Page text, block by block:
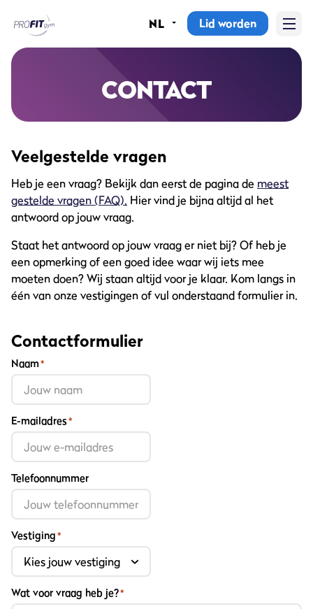
Sportscholen
Groepslessen
Lesrooster
Alle groepslessen
Waarom ProFit Gym
NL Lid worden
CONTACT
Veelgestelde vragen
Heb je een vraag? Bekijk dan eerst de pagina de meest
gestelde vragen (FAQ). Hier vind je bijna altijd al het
antwoord op jouw vraag.
Staat het antwoord op jouw vraag er niet bij? Of heb je
een opmerking of een goed idee waar wij iets mee
moeten doen? Wij staan altijd voor je klaar. Kom langs in
één van onze vestigingen of vul onderstaand formulier in.
Contactformulier
Naam*
E-mailadres*
Telefoonnummer
Vestiging*
Wat voor vraag heb je?*